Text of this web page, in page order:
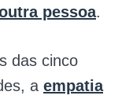
pessoa.
das cinco
a empatia